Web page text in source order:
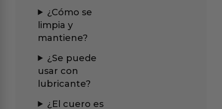
¿Cómo se
limpia y
mantiene?
¿Se puede
usar con
lubricante?
¿El cuero es